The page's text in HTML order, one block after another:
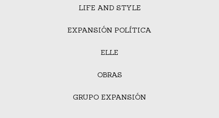
LIFE AND STYLE
EXPANSIÓN POLÍTICA
ELLE
OBRAS
GRUPO EXPANSIÓN